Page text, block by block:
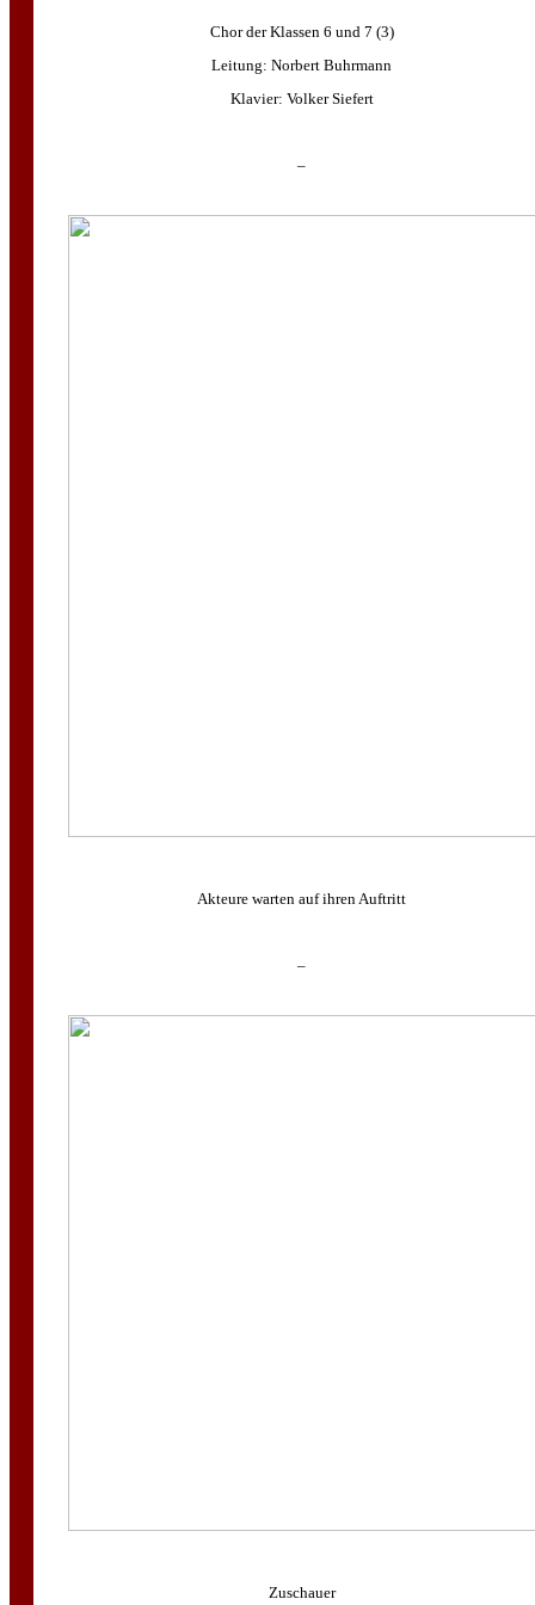
Chor der Klassen 6 und 7 (3)
Leitung: Norbert Buhrmann
Klavier: Volker Siefert
–
Akteure warten auf ihren Auftritt
–
Zuschauer